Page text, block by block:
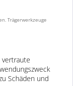
Trägerwerkzeuge
Schäden und